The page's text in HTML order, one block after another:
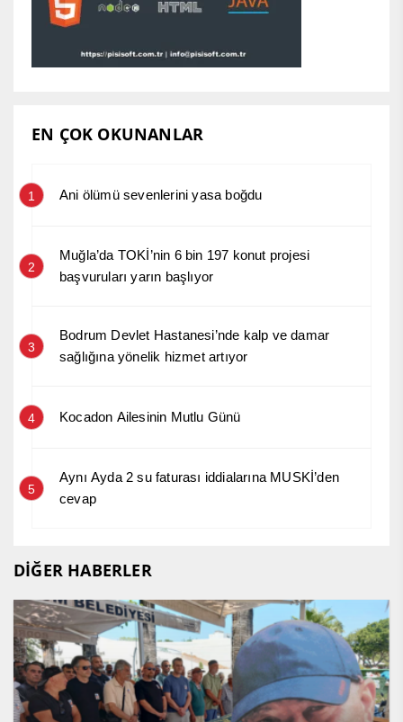
EN ÇOK OKUNANLAR
1 Ani ölümü sevenlerini yasa boğdu
2
Muğla’da TOKİ’nin 6 bin 197 konut projesi
başvuruları yarın başlıyor
3
Bodrum Devlet Hastanesi’nde kalp ve damar
sağlığına yönelik hizmet artıyor
4 Kocadon Ailesinin Mutlu Günü
5
Aynı Ayda 2 su faturası iddialarına MUSKİ’den
cevap
DİĞER HABERLER